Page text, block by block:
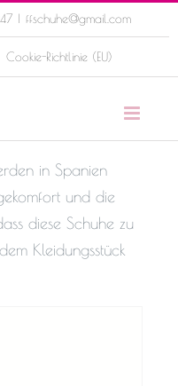
| ffschuhe@gmail.com
Cookie-Richtlinie (EU)
in Spanien
und die
diese Schuhe zu
Kleidungsstück